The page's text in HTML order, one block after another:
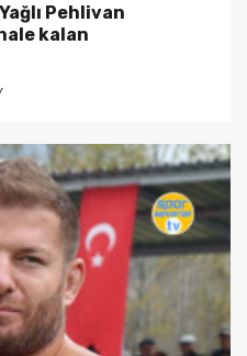
Pehlivan
kalan